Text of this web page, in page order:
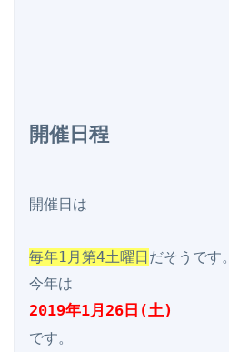
開催日程
開催日は
毎年1月第4土曜日だそうです。
2019年1月26日(土)
です。